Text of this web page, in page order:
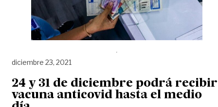
diciembre 23, 2021
24 y 31 de diciembre podrá recibir
vacuna anticovid hasta el medio